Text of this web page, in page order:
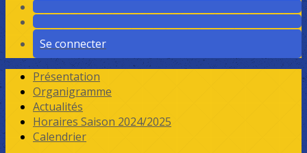
Se connecter
Présentation
Organigramme
Actualités
Horaires Saison 2024/2025
Calendrier